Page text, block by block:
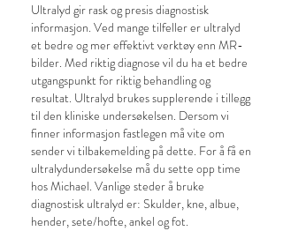
Ultralyd gir rask og presis diagnostisk
informasjon. Ved mange tilfeller er ultralyd
et bedre og mer effektivt verktøy enn MR-
bilder. Med riktig diagnose vil du ha et bedre
utgangspunkt for riktig behandling og
resultat. Ultralyd brukes supplerende i tillegg
til den kliniske undersøkelsen. Dersom vi
finner informasjon fastlegen må vite om
sender vi tilbakemelding på dette. For å få en
ultralydundersøkelse må du sette opp time
hos Michael. Vanlige steder å bruke
diagnostisk ultralyd er: Skulder, kne, albue,
hender, sete/hofte, ankel og fot.